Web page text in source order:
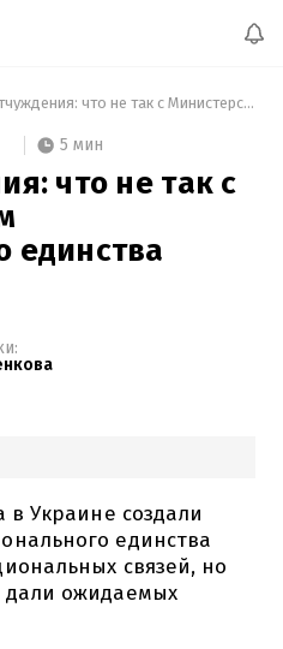
Зона отчуждения: что не так с Министерством национального единства
5 мин
что не так с
единства
в Украине создали
единства
связей, но
ожидаемых